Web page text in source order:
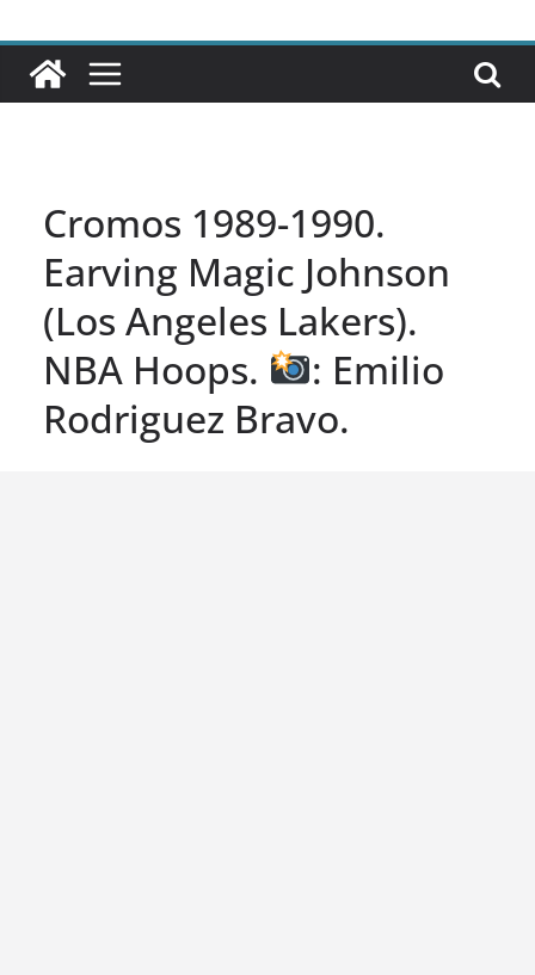
Cromos 1989-1990.
Earving Magic Johnson
(Los Angeles Lakers).
NBA Hoops.
: Emilio
Rodriguez Bravo.